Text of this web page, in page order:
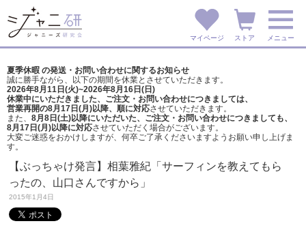
マイページ ストア メニュー
夏季休暇 の発送・お問い合わせに関するお知らせ
誠に勝手ながら、以下の期間を休業とさせていただきます。
2026年8月11日(火)~2026年8月16日(日)
休業中にいただきました、ご注文・お問い合わせにつきましては、
営業再開の8月17日(月)以降、順に対応させていただきます。
また、 8月8日(土)以降にいただいた、ご注文・ お問い合わせにつきましても、
8月17日(月)以降に対応させていただく場合がございます。
大変ご迷惑をおかけしますが、 何卒ご了承くださいますようお願い申し上げま
す。
【ぶっちゃけ発言】相葉雅紀「サーフィンを教えてもら
ったの、山口さんですから」
2015年1月4日